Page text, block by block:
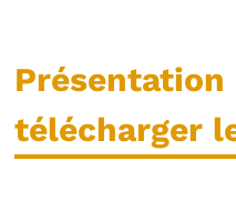
télécharger